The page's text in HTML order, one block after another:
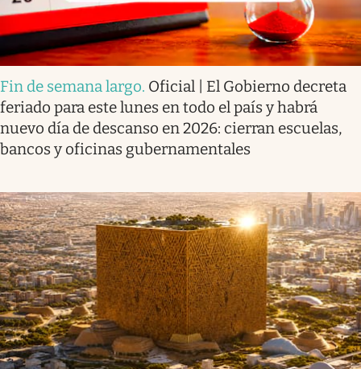
Fin de semana largo. Oficial | El Gobierno decreta
feriado para este lunes en todo el país y habrá
nuevo día de descanso en 2026: cierran escuelas,
bancos y oficinas gubernamentales